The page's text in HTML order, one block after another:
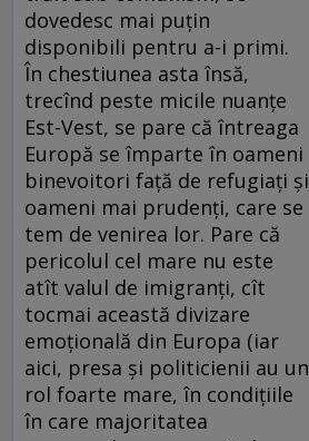
dovedesc mai puţin
disponibili pentru a-i primi.
În chestiunea asta însă,
trecînd peste micile nuanţe
Est-Vest, se pare că întreaga
Europă se împarte în oameni
binevoitori faţă de refugiaţi şi
oameni mai prudenţi, care se
tem de venirea lor. Pare că
pericolul cel mare nu este
atît valul de imigranţi, cît
tocmai această divizare
emoţională din Europa (iar
aici, presa şi politicienii au un
rol foarte mare, în condiţiile
în care majoritatea